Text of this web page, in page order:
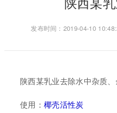
发布时间：2019-04-10
陕西某乳业去除水中杂质
使用： 椰壳活性炭